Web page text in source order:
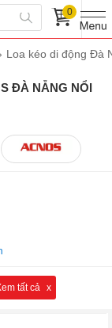
0
Loa kéo di động Đà
ĐÀ NẴNG NỔI
tất cả